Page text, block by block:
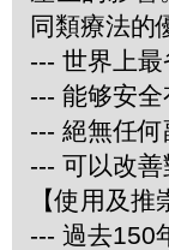
同類療法的
--- 世界上
--- 能够安
--- 絕無任
--- 可以改
【使用及推
--- 過去150